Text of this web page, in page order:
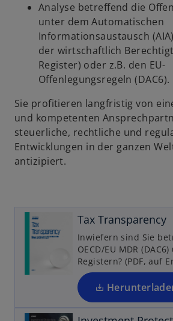
Analyse betreffend die
unter dem Automatischen
Informationsaustausch
der wirtschaftlich
Register) oder z.B. den EU-
Offenlegungsregeln (DAC6).
Sie profitieren langfristig von
und kompetenten
steuerliche, rechtliche und
Entwicklungen in der ganzen
antizipiert.
Tax Transparency
Inwiefern sind Sie
OECD/EU MDR
Registern? (PDF, auf
w
ir
d
i
n
e
i
n
u
n
R
e
g
is
t
w
e
n
e
r
n
e
u